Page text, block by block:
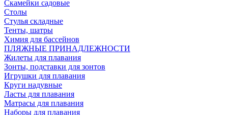
Скамейки садовые
Столы
Стулья складные
Тенты, шатры
Химия для бассейнов
ПЛЯЖНЫЕ ПРИНАДЛЕЖНОСТИ
Жилеты для плавания
Зонты, подставки для зонтов
Игрушки для плавания
Круги надувные
Ласты для плавания
Матрасы для плавания
Наборы для плавания